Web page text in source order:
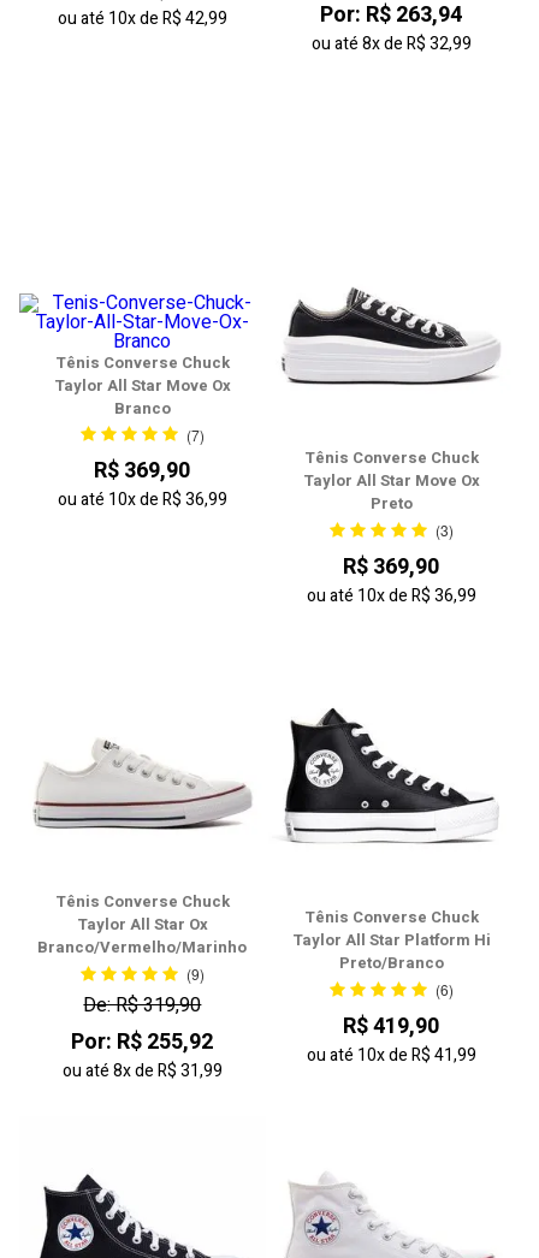
ou até 10xdeR$ 42,99 Por: R$ 263,94
ou até8xdeR$ 32,99
Tênis Converse Chuck
Taylor All Star Move Ox
Branco
(7)
R$ 369,90
ou até 10xdeR$ 36,99
Tênis Converse Chuck
Taylor All Star Move Ox
Preto
(3)
R$ 369,90
ou até 10xdeR$ 36,99
Tênis Converse Chuck
Taylor All Star Ox
Branco/Vermelho/Marinho
(9)
De: R$ 319,90
Por: R$ 255,92
ou até8xdeR$ 31,99
Tênis Converse Chuck
Taylor All Star Platform Hi
Preto/Branco
(6)
R$ 419,90
ou até 10xdeR$ 41,99